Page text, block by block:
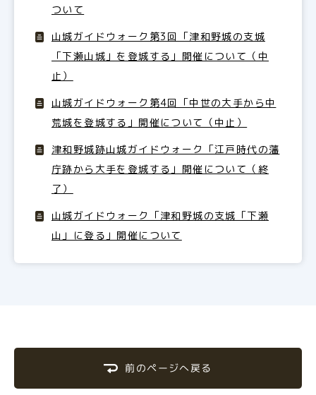
ついて
山城ガイドウォーク第3回「津和野城の支城
「下瀬山城」を登城する」開催について（中
止）
山城ガイドウォーク第4回「中世の大手から中
荒城を登城する」開催について（中止）
津和野城跡山城ガイドウォーク「江戸時代の藩
庁跡から大手を登城する」開催について（終
了）
山城ガイドウォーク「津和野城の支城「下瀬
山」に登る」開催について
前のページへ戻る